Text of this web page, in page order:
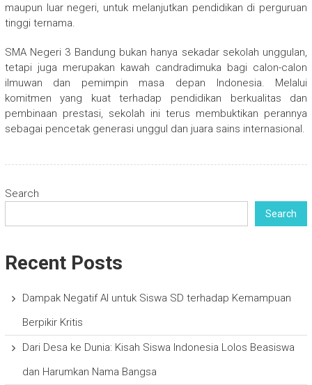
maupun luar negeri, untuk melanjutkan pendidikan di perguruan
tinggi ternama.
SMA Negeri 3 Bandung bukan hanya sekadar sekolah unggulan,
tetapi juga merupakan kawah candradimuka bagi calon-calon
ilmuwan dan pemimpin masa depan Indonesia. Melalui
komitmen yang kuat terhadap pendidikan berkualitas dan
pembinaan prestasi, sekolah ini terus membuktikan perannya
sebagai pencetak generasi unggul dan juara sains internasional.
Search
Search
Recent Posts
Dampak Negatif AI untuk Siswa SD terhadap Kemampuan
Berpikir Kritis
Dari Desa ke Dunia: Kisah Siswa Indonesia Lolos Beasiswa
dan Harumkan Nama Bangsa